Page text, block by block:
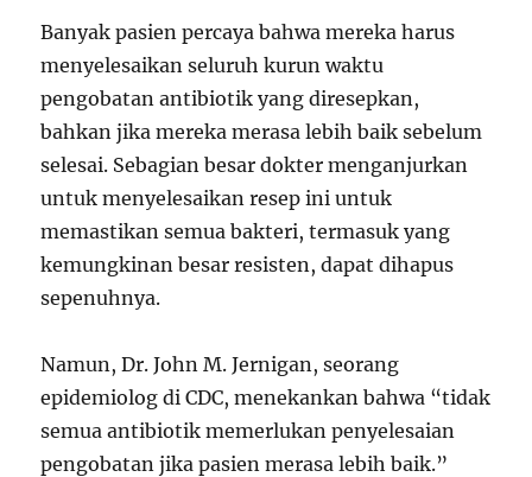
Banyak pasien percaya bahwa mereka harus
menyelesaikan seluruh kurun waktu
pengobatan antibiotik yang diresepkan,
bahkan jika mereka merasa lebih baik sebelum
selesai. Sebagian besar dokter menganjurkan
untuk menyelesaikan resep ini untuk
memastikan semua bakteri, termasuk yang
kemungkinan besar resisten, dapat dihapus
sepenuhnya.
Namun, Dr. John M. Jernigan, seorang
epidemiolog di CDC, menekankan bahwa “tidak
semua antibiotik memerlukan penyelesaian
pengobatan jika pasien merasa lebih baik.”